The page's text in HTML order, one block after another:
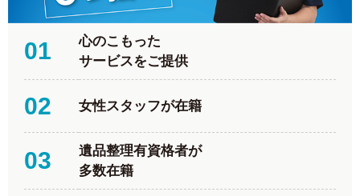
01
心のこもった
サービスをご提供
02 女性スタッフが在籍
03
遺品整理有資格者が
多数在籍